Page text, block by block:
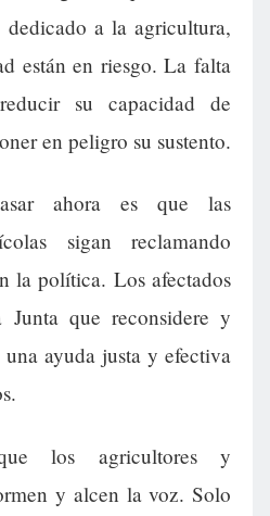
a la agricultura,
están en riesgo. La falta
su capacidad de
en peligro su sustento.
ahora es que las
sigan reclamando
la política. Los afectados
que reconsidere y
ayuda justa y efectiva
los agricultores y
y alcen la voz. Solo